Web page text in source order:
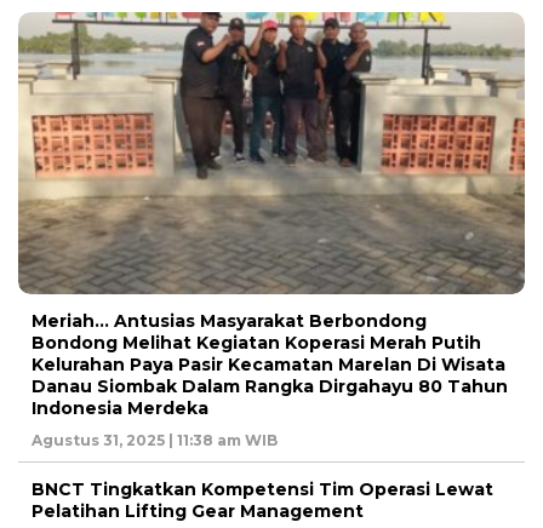
Meriah… Antusias Masyarakat Berbondong
Bondong Melihat Kegiatan Koperasi Merah Putih
Kelurahan Paya Pasir Kecamatan Marelan Di Wisata
Danau Siombak Dalam Rangka Dirgahayu 80 Tahun
Indonesia Merdeka
Agustus 31, 2025 | 11:38 am WIB
BNCT Tingkatkan Kompetensi Tim Operasi Lewat
Pelatihan Lifting Gear Management